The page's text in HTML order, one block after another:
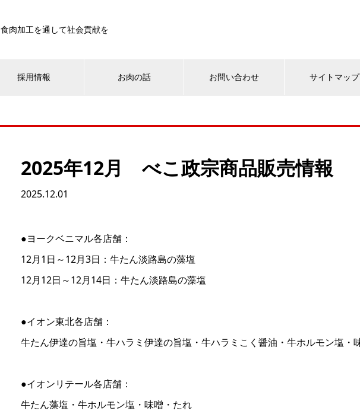
食肉加工を通して社会貢献を
採用情報 お肉の話 お問い合わせ サイトマップ
2025年12月 べこ政宗商品販売情報
2025.12.01
●ヨークベニマル各店舗：
12月1日～12月3日：牛たん淡路島の藻塩
12月12日～12月14日：牛たん淡路島の藻塩
●イオン東北各店舗：
牛たん伊達の旨塩・牛ハラミ伊達の旨塩・牛ハラミこく醤油・牛ホルモン塩・
●イオンリテール各店舗：
牛たん藻塩・牛ホルモン塩・味噌・たれ